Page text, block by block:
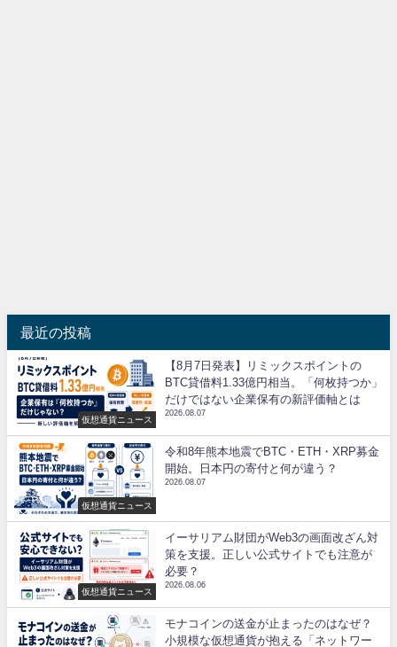
最近の投稿
仮想通貨ニュース
【8月7日発表】リミックスポイントの
BTC貸借料1.33億円相当。「何枚持つか」
だけではない企業保有の新評価軸とは
2026.08.07
仮想通貨ニュース
令和8年熊本地震でBTC・ETH・XRP募金
開始。日本円の寄付と何が違う？
2026.08.07
仮想通貨ニュース
イーサリアム財団がWeb3の画面改ざん対
策を支援。正しい公式サイトでも注意が
必要？
2026.08.06
モナコインの送金が止まったのはなぜ？
小規模な仮想通貨が抱える「ネットワー